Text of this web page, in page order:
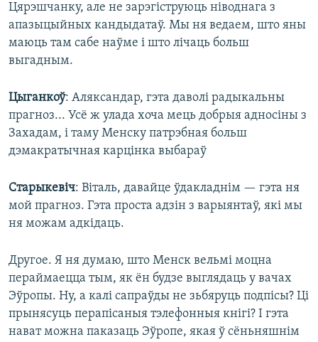
Цярэшчанку, але не зарэгіструюць ніводнага з
апазыцыйных кандыдатаў. Мы ня ведаем, што яны
маюць там сабе наўме і што лічаць больш
выгадным.
Цыганкоў: Аляксандар, гэта даволі радыкальны
прагноз... Усё ж улада хоча мець добрыя адносіны з
Захадам, і таму Менску патрэбная больш
дэмакратычная карцінка выбараў
Старыкевіч: Віталь, давайце ўдакладнім — гэта ня
мой прагноз. Гэта проста адзін з варыянтаў, які мы
ня можам адкідаць.
Другое. Я ня думаю, што Менск вельмі моцна
пераймаецца тым, як ён будзе выглядаць у вачах
Эўропы. Ну, а калі сапраўды не зьбяруць подпісы? Ці
прынясуць перапісаныя тэлефонныя кнігі? І гэта
нават можна паказаць Эўропе, якая ў сёньняшнім